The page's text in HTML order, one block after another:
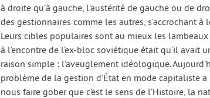
à droite qu’à gauche, l’austérité de gauche ou de
des ges­tion­naires comme les autres, s’accrochant
Leurs cibles popu­laires sont au mieux les
à l’en­contre de l’ex-bloc sovié­tique était qu’il
rai­son simple : l’aveuglement idéo­lo­gique.
pro­blème de la ges­tion d’État en mode capi­ta­liste
nous faire gober que c’est le sens de l’Histoire, la